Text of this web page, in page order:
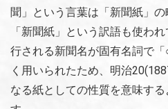
聞」という言葉は「新聞紙」
「新聞紙」という訳語も使わ
行される新聞名が固有名詞で
く用いられたため、明治
なる紙としての性質を意味す